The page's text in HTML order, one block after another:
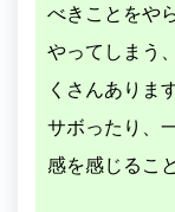
べきことをや
やってしまう
くさんあります
サボったり、
感を感じるこ